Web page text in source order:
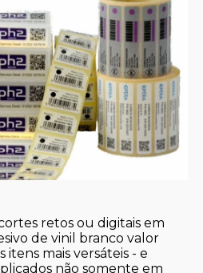
retos ou digitais em
de vinil branco valor
mais versáteis - e
não somente em